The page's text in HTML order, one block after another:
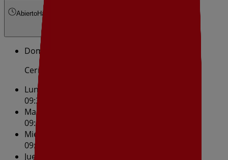
AbiertoHasta las 14:00
Domingo
Cerrado
Lunes
09:30 - 14:00
Martes
09:30 - 14:00
Miércoles
09:30 - 14:00
Jueves